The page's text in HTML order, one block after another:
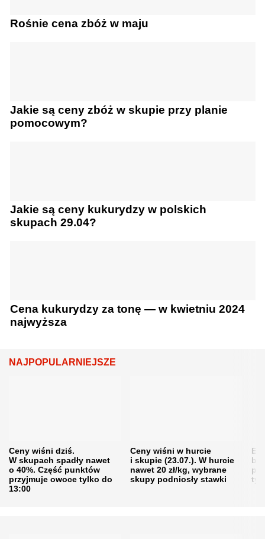
Rośnie cena zbóż w maju
Jakie są ceny zbóż w skupie przy planie
pomocowym?
Jakie są ceny kukurydzy w polskich
skupach 29.04?
Cena kukurydzy za tonę — w kwietniu 2024
najwyższa
NAJPOPULARNIEJSZE
Ceny wiśni dziś.
W skupach spadły nawet
o 40%. Część punktów
przyjmuje owoce tylko do
13:00
Ceny wiśni w hurcie
i skupie (23.07.). W hurcie
nawet 20 zł/kg, wybrane
skupy podniosły stawki